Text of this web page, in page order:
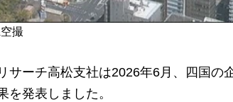
撮
サーチ高松支社は2026年6月、四国の
を発表しました。